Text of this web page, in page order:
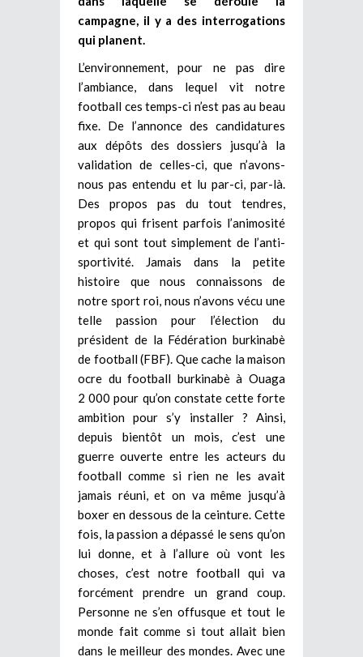
campagne, il y a des interrogations
qui planent.
L’environnement, pour ne pas dire
l’ambiance, dans lequel vit notre
football ces temps-ci n’est pas au beau
fixe. De l’annonce des candidatures
aux dépôts des dossiers jusqu’à la
validation de celles-ci, que n’avons-
nous pas entendu et lu par-ci, par-là.
Des propos pas du tout tendres,
propos qui frisent parfois l’animosité
et qui sont tout simplement de l’anti-
sportivité. Jamais dans la petite
histoire que nous connaissons de
notre sport roi, nous n’avons vécu une
telle passion pour l’élection du
président de la Fédération burkinabè
de football (FBF). Que cache la maison
ocre du football burkinabè à Ouaga
2 000 pour qu’on constate cette forte
ambition pour s’y installer ? Ainsi,
depuis bientôt un mois, c’est une
guerre ouverte entre les acteurs du
football comme si rien ne les avait
jamais réuni, et on va même jusqu’à
boxer en dessous de la ceinture. Cette
fois, la passion a dépassé le sens qu’on
lui donne, et à l’allure où vont les
choses, c’est notre football qui va
forcément prendre un grand coup.
Personne ne s’en offusque et tout le
monde fait comme si tout allait bien
dans le meilleur des mondes. Avec une